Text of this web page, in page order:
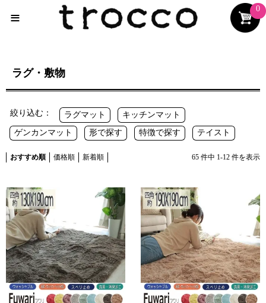
0
≡
ラグ・敷物
絞り込む： ラグマット キッチンマット
ゲンカンマット 形で探す 特徴で探す テイスト
おすすめ順 価格順 新着順 65 件中 1-12 件を表示